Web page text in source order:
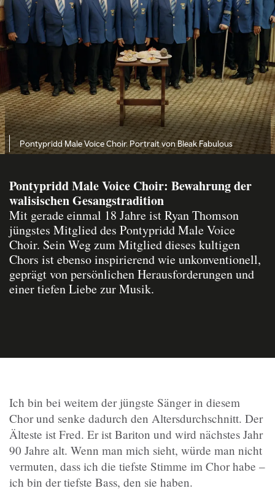
Pontypridd Male Voice Choir. Portrait von Bleak Fabulous
Pontypridd Male Voice Choir: Bewahrung der
walisischen Gesangstradition
Mit gerade einmal 18 Jahre ist Ryan Thomson
jüngstes Mitglied des Pontypridd Male Voice
Choir. Sein Weg zum Mitglied dieses kultigen
Chors ist ebenso inspirierend wie unkonventionell,
geprägt von persönlichen Herausforderungen und
einer tiefen Liebe zur Musik.
Ich bin bei weitem der jüngste Sänger in diesem
Chor und senke dadurch den Altersdurchschnitt. Der
Älteste ist Fred. Er ist Bariton und wird nächstes Jahr
90 Jahre alt. Wenn man mich sieht, würde man nicht
vermuten, dass ich die tiefste Stimme im Chor habe –
ich bin der tiefste Bass, den sie haben.